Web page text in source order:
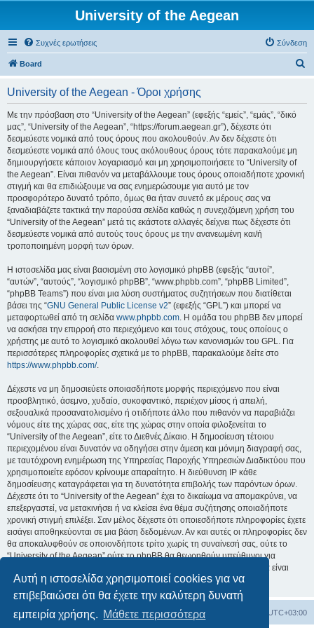
Αυτή η ιστοσελίδα χρησιμοποιεί cookies για να
επιβεβαιώσει ότι θα έχετε την καλύτερη δυνατή
εμπειρία χρήσης. Μάθετε περισσότερα
University of the Aegean
Συχνές ερωτήσεις Σύνδεση
Board
University of the Aegean - Όροι χρήσης
Με την πρόσβαση στο “University of the Aegean” (εφεξής “εμείς”, “εμάς”, “δικό
μας”, “University of the Aegean”, “https://forum.aegean.gr”), δέχεστε ότι
δεσμεύεστε νομικά από τους όρους που ακολουθούν. Αν δεν δέχεστε ότι
δεσμεύεστε νομικά από όλους τους ακόλουθους όρους τότε παρακαλούμε μη
δημιουργήσετε κάποιον λογαριασμό και μη χρησιμοποιήσετε το “University of
the Aegean”. Είναι πιθανόν να μεταβάλλουμε τους όρους οποιαδήποτε χρονική
στιγμή και θα επιδιώξουμε να σας ενημερώσουμε για αυτό με τον
προσφορότερο δυνατό τρόπο, όμως θα ήταν συνετό εκ μέρους σας να
ξαναδιαβάζετε τακτικά την παρούσα σελίδα καθώς η συνεχιζόμενη χρήση του
“University of the Aegean” μετά τις εκάστοτε αλλαγές δείχνει πως δέχεστε ότι
δεσμεύεστε νομικά από αυτούς τους όρους με την ανανεωμένη και/ή
τροποποιημένη μορφή των όρων.
Η ιστοσελίδα μας είναι βασισμένη στο λογισμικό phpBB (εφεξής “αυτοί”,
“αυτών”, “αυτούς”, “λογισμικό phpBB”, “www.phpbb.com”, “phpBB Limited”,
“phpBB Teams”) που είναι μια λύση συστήματος συζητήσεων που διατίθεται
βάσει της “GNU General Public License v2” (εφεξής “GPL”) και μπορεί να
μεταφορτωθεί από τη σελίδα www.phpbb.com. Η ομάδα του phpBB δεν μπορεί
να ασκήσει την επιρροή στο περιεχόμενο και τους στόχους, τους οποίους ο
χρήστης με αυτό το λογισμικό ακολουθεί λόγω των κανονισμών του GPL. Για
περισσότερες πληροφορίες σχετικά με το phpBB, παρακαλούμε δείτε στο
https://www.phpbb.com/.
Δέχεστε να μη δημοσιεύετε οποιασδήποτε μορφής περιεχόμενο που είναι
προσβλητικό, άσεμνο, χυδαίο, συκοφαντικό, περιέχον μίσος ή απειλή,
σεξουαλικά προσανατολισμένο ή οτιδήποτε άλλο που πιθανόν να παραβιάζει
νόμους είτε της χώρας σας, είτε της χώρας στην οποία φιλοξενείται το
“University of the Aegean”, είτε το Διεθνές Δίκαιο. Η δημοσίευση τέτοιου
περιεχομένου είναι δυνατόν να οδηγήσει στην άμεση και μόνιμη διαγραφή σας,
με ταυτόχρονη ενημέρωση της Υπηρεσίας Παροχής Υπηρεσιών Διαδικτύου που
χρησιμοποιείτε εφόσον κρίνουμε απαραίτητο. Η διεύθυνση IP κάθε
δημοσίευσης καταγράφεται για τη δυνατότητα επιβολής των παρόντων όρων.
Δέχεστε ότι το “University of the Aegean” έχει το δικαίωμα να απομακρύνει, να
επεξεργαστεί, να μετακινήσει ή να κλείσει ένα θέμα συζήτησης οποιαδήποτε
χρονική στιγμή επιλέξει. Σαν μέλος δέχεστε ότι οποιεσδήποτε πληροφορίες έχετε
εισάγει αποθηκεύονται σε μια βάση δεδομένων. Αν και αυτές οι πληροφορίες δεν
θα αποκαλυφθούν σε οποιονδήποτε τρίτο χωρίς τη συναίνεσή σας, ούτε το
“University of the Aegean” ούτε το phpBB θα θεωρηθούν υπεύθυνοι για
οποιαδήποτε απόπειρα ηλεκτρονικής εισβολής ή παραβίασης η οποία είναι
δυνατόν να οδηγήσει σε απώλεια αυτών των δεδομένων.
Board Όλοι οι χρόνοι είναι UTC+03:00
Διαγραφή cookies